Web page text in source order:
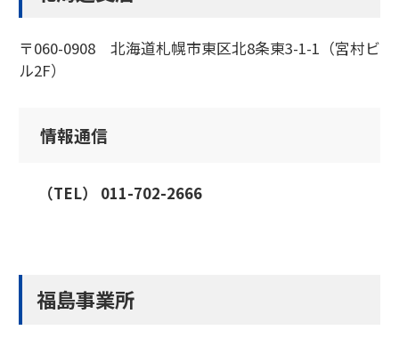
〒060-0908 北海道札幌市東区北8条東3-1-1（宮村ビ
ル2F）
情報通信
（TEL） 011-702-2666
福島事業所